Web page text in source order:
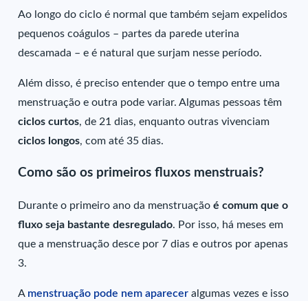
Ao longo do ciclo é normal que também sejam expelidos
pequenos coágulos – partes da parede uterina
descamada – e é natural que surjam nesse período.
Além disso, é preciso entender que o tempo entre uma
menstruação e outra pode variar. Algumas pessoas têm
ciclos curtos, de 21 dias, enquanto outras vivenciam
ciclos longos, com até 35 dias.
Como são os primeiros fluxos menstruais?
Durante o primeiro ano da menstruação é comum que o
fluxo seja bastante desregulado. Por isso, há meses em
que a menstruação desce por 7 dias e outros por apenas
3.
A menstruação pode nem aparecer algumas vezes e isso